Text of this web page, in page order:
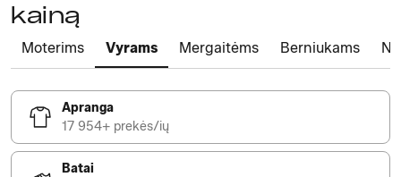
kainą
Moterims Vyrams Mergaitėms Berniukams
Apranga
17 954+ prekės/ių
Batai